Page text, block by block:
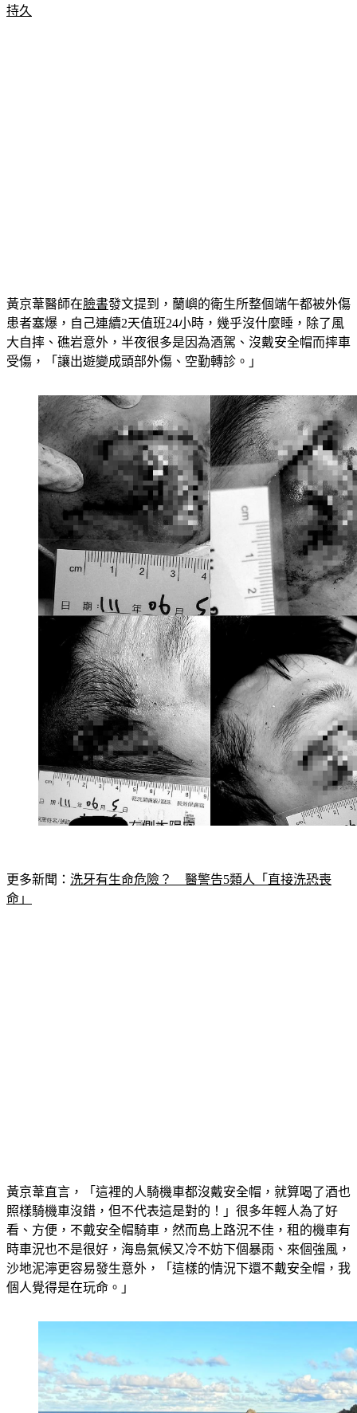
持久
黃京葦醫師在臉書發文提到，蘭嶼的衛生所整個端午都被外傷
患者塞爆，自己連續2天值班24小時，幾乎沒什麼睡，除了風
大自摔、礁岩意外，半夜很多是因為酒駕、沒戴安全帽而摔車
受傷，「讓出遊變成頭部外傷、空勤轉診。」
更多新聞： 洗牙有生命危險？　醫警告5類人「直接洗恐喪
命」
黃京葦直言，「這裡的人騎機車都沒戴安全帽，就算喝了酒也
照樣騎機車沒錯，但不代表這是對的！」很多年輕人為了好
看、方便，不戴安全帽騎車，然而島上路況不佳，租的機車有
時車況也不是很好，海島氣候又冷不妨下個暴雨、來個強風，
沙地泥濘更容易發生意外，「這樣的情況下還不戴安全帽，我
個人覺得是在玩命。」